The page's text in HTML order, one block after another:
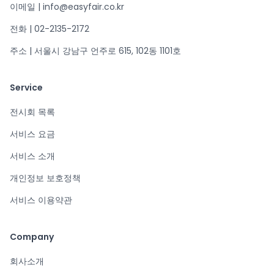
이메일 | info@easyfair.co.kr
전화 | 02-2135-2172
주소 | 서울시 강남구 언주로 615, 102동 1101호
Service
전시회 목록
서비스 요금
서비스 소개
개인정보 보호정책
서비스 이용약관
Company
회사소개